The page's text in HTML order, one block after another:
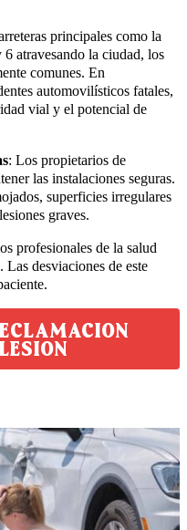
principales como la
atravesando la ciudad, los
comunes. En
automovilísticos fatales,
vial y el potencial de
: Los propietarios de
las instalaciones seguras.
superficies irregulares
graves.
profesionales de la salud
desviaciones de este